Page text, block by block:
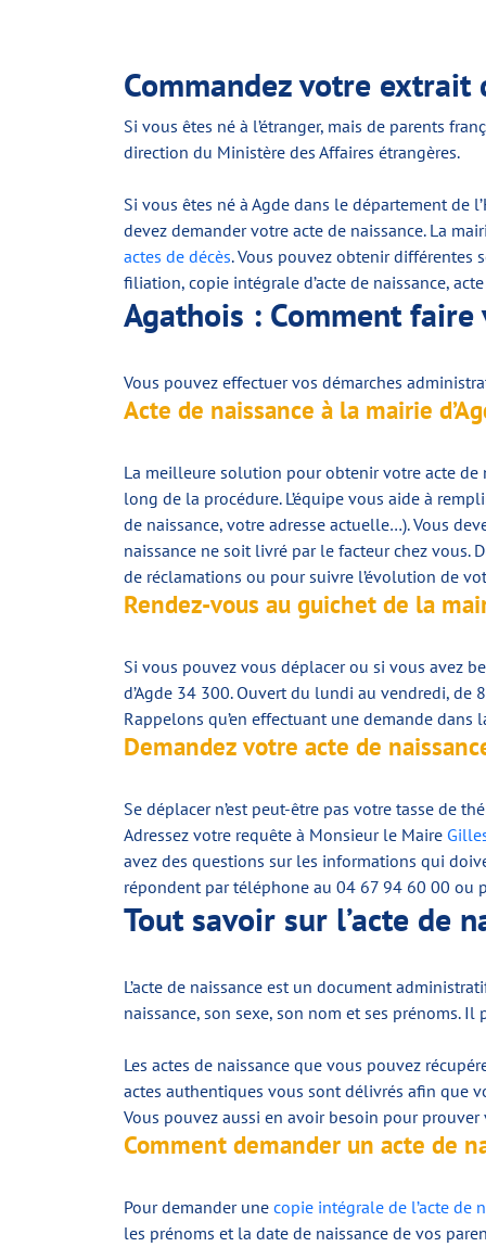
Commandez votre extrait
Si vous êtes né à l’étranger, mais de parents
direction du Ministère des Affaires étrangères.
Si vous êtes né à Agde dans le département de
devez demander votre acte de naissance. La
actes de décès. Vous pouvez obtenir différentes
filiation, copie intégrale d’acte de naissance,
Agathois : Comment faire
Vous pouvez effectuer vos démarches
Acte de naissance à la mairie
La meilleure solution pour obtenir votre acte de
long de la procédure. L’équipe vous aide à
de naissance, votre adresse actuelle…). Vous
naissance ne soit livré par le facteur chez vous.
de réclamations ou pour suivre l’évolution de
Rendez-vous au guichet de la
Si vous pouvez vous déplacer ou si vous avez
d’Agde 34 300. Ouvert du lundi au vendredi, de
Rappelons qu’en effectuant une demande
Demandez votre acte de
Se déplacer n’est peut-être pas votre tasse de
Adressez votre requête à Monsieur le Maire
avez des questions sur les informations qui
répondent par téléphone au 04 67 94 60 00 ou
Tout savoir sur l’acte de
L’acte de naissance est un document
naissance, son sexe, son nom et ses prénoms.
Les actes de naissance que vous pouvez
actes authentiques vous sont délivrés afin que
Vous pouvez aussi en avoir besoin pour
Comment demander un acte de
Pour demander une copie intégrale de l’acte de
les prénoms et la date de naissance de vos